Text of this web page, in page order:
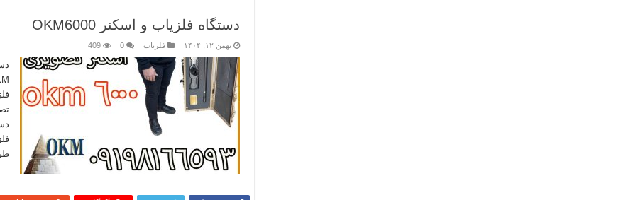
دستگاه فلزیاب و اسکنر OKM6000
بهمن ۱۲, ۱۴۰۴ فلزیاب 0
409